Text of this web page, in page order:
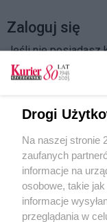
Zaloguj się
Jeśli nie posiadasz
Zapamiętać?
Drogi
Na naszej stronie
zaufanych
informacje na
osobowe, takie
informacje
przeglądania w